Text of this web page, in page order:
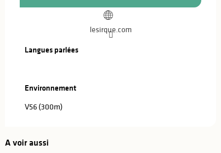
lesirque.com
Langues parlées
Langues parlées
Environnement
Environnement
V56 (300m)
A voir aussi